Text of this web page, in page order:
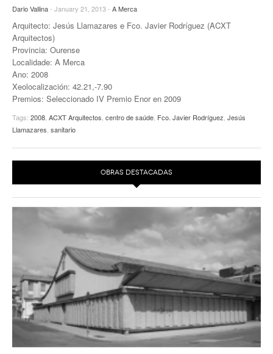
Dario Vallina- January 21, 2013 - A Merca
Arquitecto: Jesús Llamazares e Fco. Javier Rodríguez (ACXT
Arquitectos)
Provincia: Ourense
Localidade: A Merca
Ano: 2008
Xeolocalización: 42.21,-7.90
Premios: Seleccionado IV Premio Enor en 2009
Tags: 2008 ACXT Arquitectos centro de saúde Fco. Javier Rodríguez Jesús
Llamazares sanitario
OBRAS DESTACADAS